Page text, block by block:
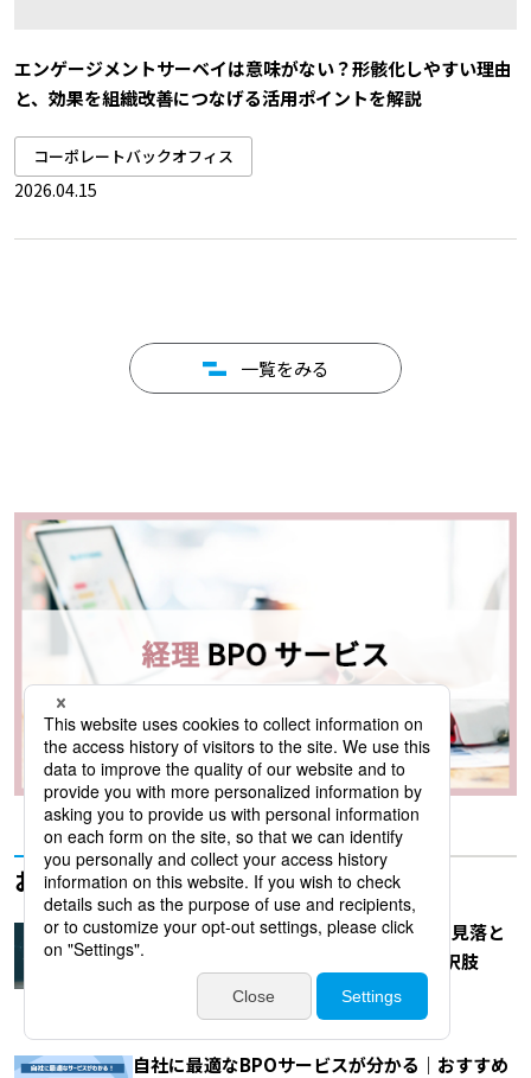
エンゲージメントサーベイは意味がない？形骸化しやすい理由
と、効果を組織改善につなげる活用ポイントを解説
コーポレートバックオフィス
2026.04.15
一覧をみる
おすすめ記事
AIで業務は本当に全自動化できるのか？見落と
されがちな課題と「AI-BPO」という選択肢
自社に最適なBPOサービスが分かる｜おすすめ